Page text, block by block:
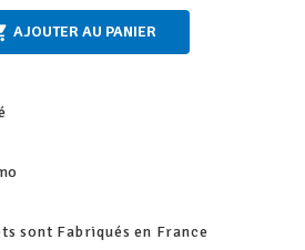
AJOUTER AU PANIER
sont Fabriqués en France